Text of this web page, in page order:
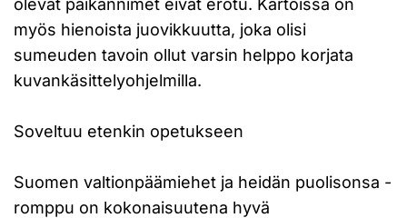
olevat paikannimet eivät erotu. Kartoissa on
myös hienoista juovikkuutta, joka olisi
sumeuden tavoin ollut varsin helppo korjata
kuvankäsittelyohjelmilla.
Soveltuu etenkin opetukseen
Suomen valtionpäämiehet ja heidän puolisonsa -
romppu on kokonaisuutena hyvä